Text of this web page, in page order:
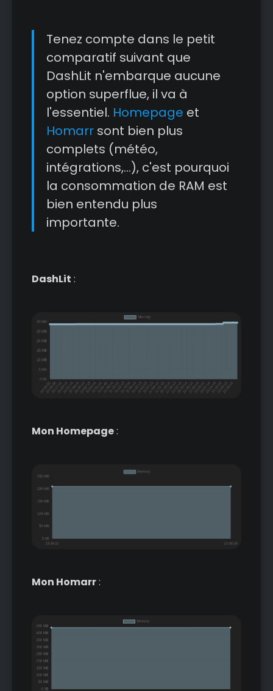
Tenez compte dans le petit
comparatif suivant que
DashLit n'embarque aucune
option superflue, il va à
l'essentiel. Homepage et
Homarr sont bien plus
complets (météo,
intégrations,...), c'est pourquoi
la consommation de RAM est
bien entendu plus
importante.
DashLit :
Mon Homepage:
Mon Homarr: